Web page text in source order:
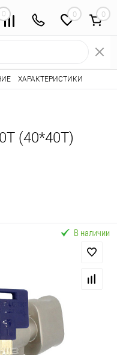
0 0
товаров ⭐ • Сердцевины
(40*40T)
ХАРАКТЕРИСТИКИ
В наличии